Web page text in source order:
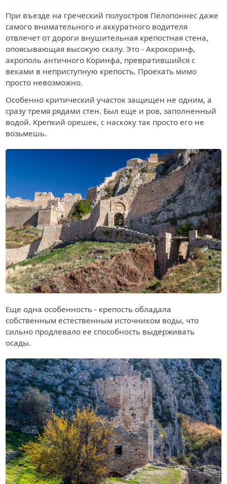
При въезде на греческий полуостров Пелопоннес даже
самого внимательного и аккуратного водителя
отвлечет от дороги внушительная крепостная стена,
опоясывающая высокую скалу. Это - Акрокоринф,
акрополь античного Коринфа, превратившийся с
веками в неприступную крепость. Проехать мимо
просто невозможно.
Особенно критический участок защищен не одним, а
сразу тремя рядами стен. Был еще и ров, заполненный
водой. Крепкий орешек, с наскоку так просто его не
возьмешь.
Еще одна особенность - крепость обладала
собственным естественным источником воды, что
сильно продлевало ее способность выдерживать
осады.